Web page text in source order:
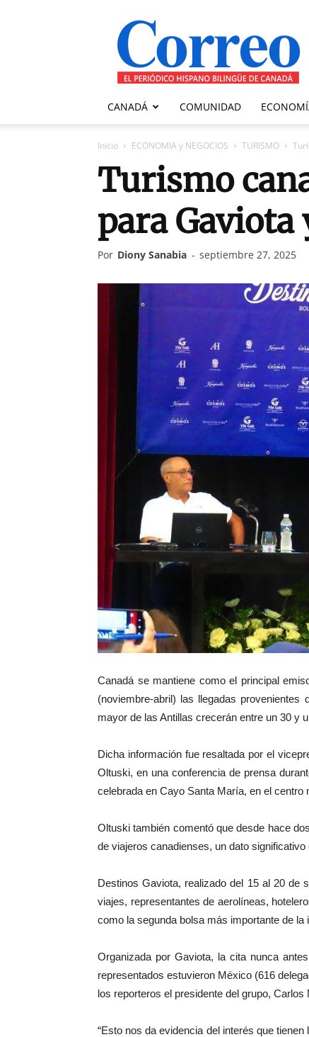
Correo
Canadiense
CANADÁ COMUNIDAD
Inicio ECONOMIA y NEGOCIOS TURISMO
Turismo
para Gaviota
Por Diony Sanabia - septiembre 27, 2025
Canadá se mantiene como el principal
(noviembre-abril) las llegadas
mayor de las Antillas crecerán entre un 30 y
Dicha información fue resaltada por el
Oltuski, en una conferencia de prensa
celebrada en Cayo Santa María, en el centro
Oltuski también comentó que desde hace
de viajeros canadienses, un dato
Destinos Gaviota, realizado del 15 al 20 de
viajes, representantes de aerolíneas,
como la segunda bolsa más importante de la
Organizada por Gaviota, la cita nunca
representados estuvieron México (616
los reporteros el presidente del grupo, Carlos
“Esto nos da evidencia del interés que